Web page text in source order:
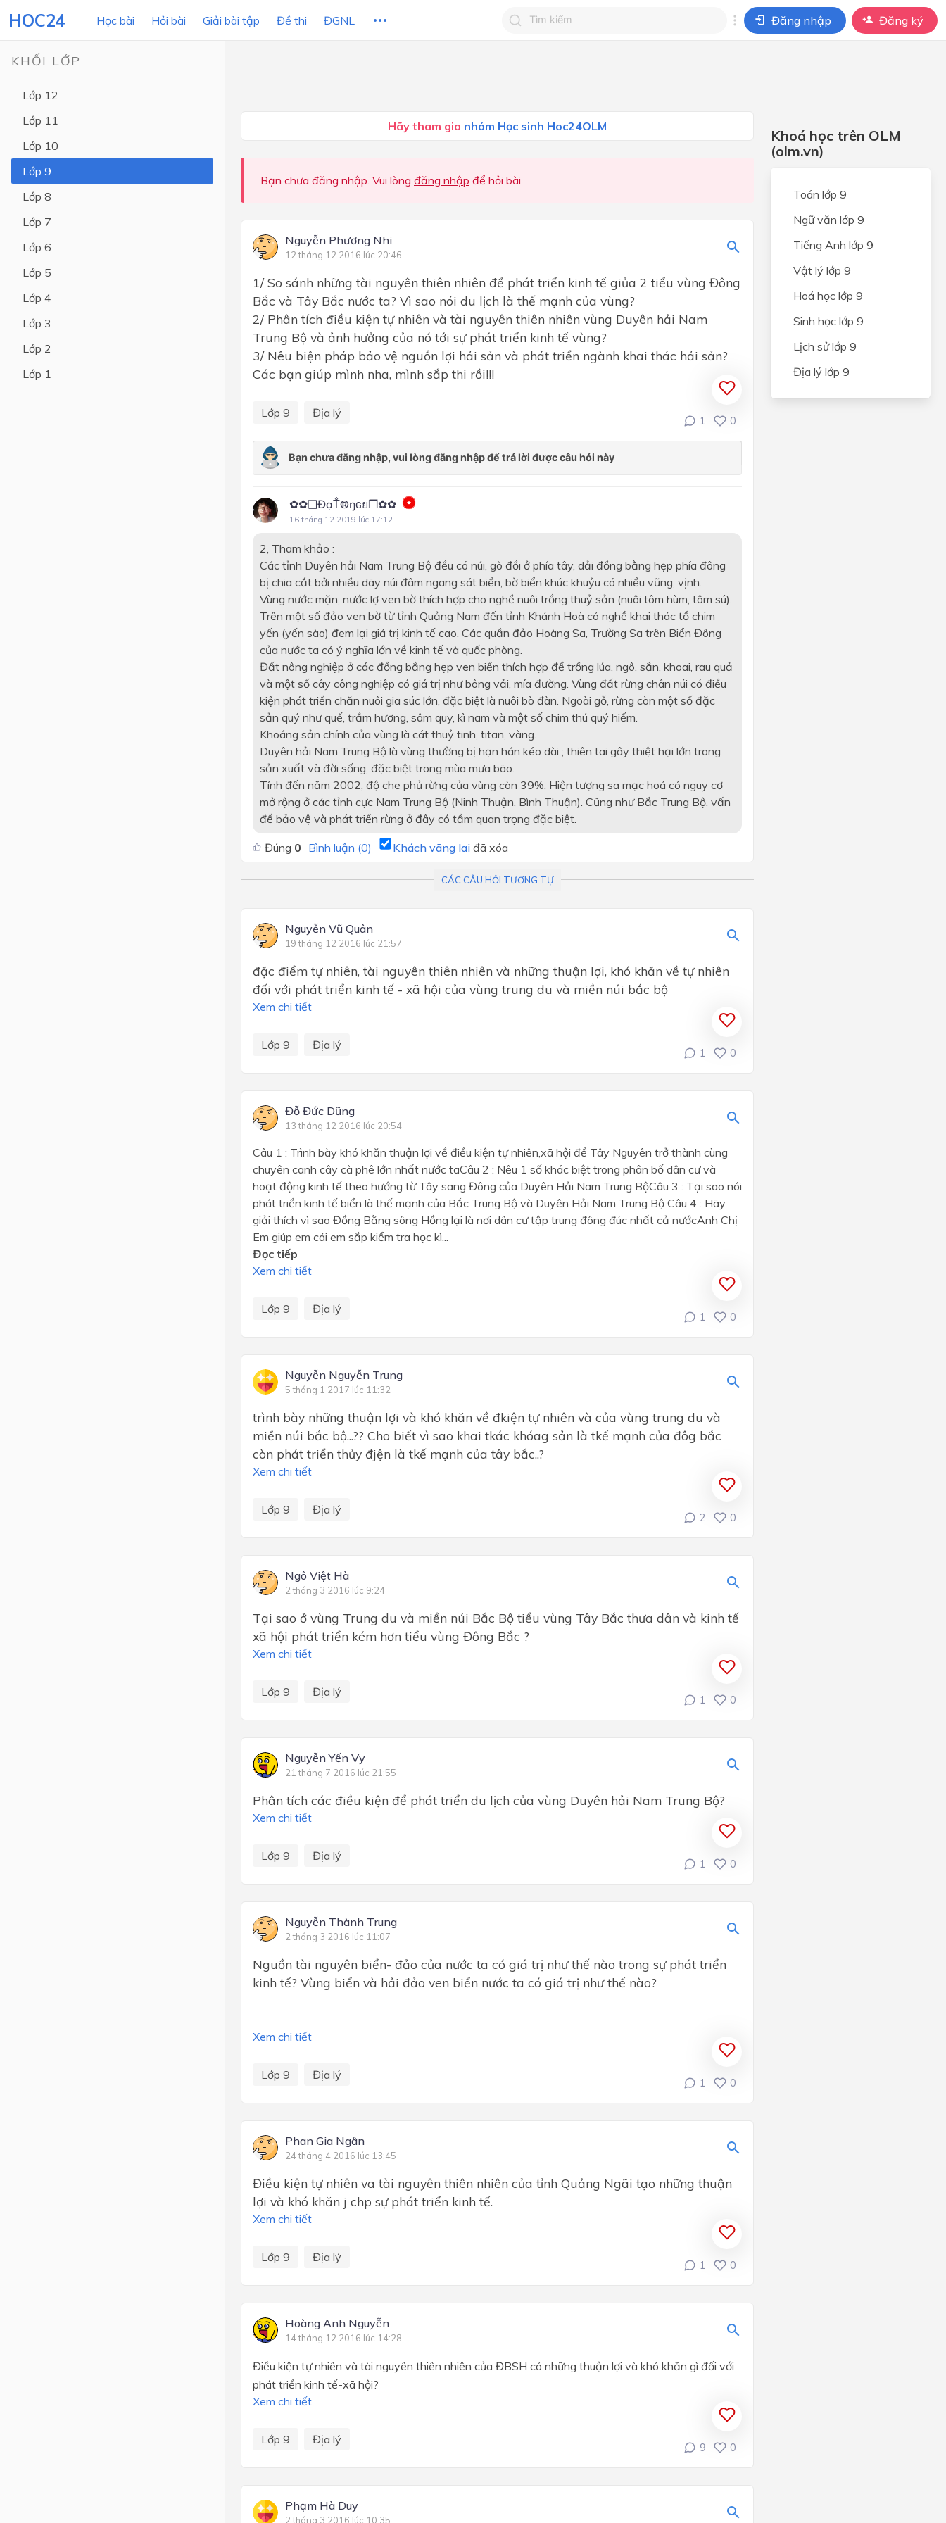
HOC24 Học bài Hỏi bài Giải bài tập Đề thi ĐGNL Đăng nhập Đăng ký
Lớp 11
Lớp 10
KHỐI LỚP
Lớp 12
Lớp 11
Lớp 10
Lớp 9
Lớp 8
Lớp 7
Lớp 6
Lớp 5
Lớp 4
Lớp 3
Lớp 2
Lớp 1
Hãy tham gia nhóm Học sinh Hoc24OLM
Bạn chưa đăng nhập. Vui lòng đăng nhập để hỏi bài
Nguyễn Phương Nhi
12 tháng 12 2016 lúc 20:46
1/ So sánh những tài nguyên thiên nhiên để phát triển kinh tế giủa 2 tiểu vùng Đông
Bắc và Tây Bắc nước ta? Vì sao nói du lịch là thế mạnh của vùng?
2/ Phân tích điều kiện tự nhiên và tài nguyên thiên nhiên vùng Duyên hải Nam
Trung Bộ và ảnh hưởng của nó tới sự phát triển kinh tế vùng?
3/ Nêu biện pháp bảo vệ nguồn lợi hải sản và phát triển ngành khai thác hải sản?
Các bạn giúp mình nha, mình sắp thi rồi!!!
Lớp 9 Địa lý
1 0
✿✿❑ĐạT̐®ŋɢย❐✿✿
16 tháng 12 2019 lúc 17:12
2, Tham khảo :
Các tỉnh Duyên hải Nam Trung Bộ đều có núi, gò đồi ở phía tây, dải đồng bằng hẹp phía đông
bị chia cắt bởi nhiều dãy núi đâm ngang sát biển, bờ biển khúc khuỷu có nhiều vũng, vịnh.
Vùng nước mặn, nước lợ ven bờ thích hợp cho nghề nuôi trồng thuỷ sản (nuôi tôm hùm, tôm sú).
Trên một số đảo ven bờ từ tỉnh Quảng Nam đến tỉnh Khánh Hoà có nghề khai thác tổ chim
yến (yến sào) đem lại giá trị kinh tế cao. Các quần đảo Hoàng Sa, Trường Sa trên Biển Đông
của nước ta có ý nghĩa lớn về kinh tế và quốc phòng.
Đất nông nghiệp ở các đồng bẳng hẹp ven biển thích hợp để trồng lúa, ngô, sắn, khoai, rau quả
và một số cây công nghiệp có giá trị như bông vải, mía đường. Vùng đất rừng chân núi có điều
kiện phát triển chăn nuôi gia súc lớn, đặc biệt là nuôi bò đàn. Ngoài gỗ, rừng còn một số đặc
sản quý như quế, trầm hương, sâm quy, kì nam và một số chim thú quý hiếm.
Khoáng sản chính của vùng là cát thuỷ tinh, titan, vàng.
Duyên hải Nam Trung Bộ là vùng thường bị hạn hán kéo dài ; thiên tai gây thiệt hại lớn trong
sản xuất và đời sống, đặc biệt trong mùa mưa bão.
Tính đến năm 2002, độ che phủ rừng của vùng còn 39%. Hiện tượng sa mạc hoá có nguy cơ
mở rộng ở các tỉnh cực Nam Trung Bộ (Ninh Thuận, Bình Thuận). Cũng như Bắc Trung Bộ, vấn
để bảo vệ và phát triển rừng ở đây có tầm quan trọng đặc biệt.
Đúng 0 Bình luận (0) Khách vãng lai đã xóa
CÁC CÂU HỎI TƯƠNG TỰ
Nguyễn Vũ Quân
19 tháng 12 2016 lúc 21:57
đặc điểm tự nhiên, tài nguyên thiên nhiên và những thuận lợi, khó khăn về tự nhiên
đối với phát triển kinh tế - xã hội của vùng trung du và miền núi bắc bộ
Xem chi tiết
Lớp 9 Địa lý
1 0
Đỗ Đức Dũng
13 tháng 12 2016 lúc 20:54
Câu 1 : Trình bày khó khăn thuận lợi về điều kiện tự nhiên,xã hội để Tây Nguyên trở thành cùng
chuyên canh cây cà phê lớn nhất nước taCâu 2 : Nêu 1 số khác biệt trong phân bố dân cư và
hoạt động kinh tế theo hướng từ Tây sang Đông của Duyên Hải Nam Trung BộCâu 3 : Tại sao nói
phát triển kinh tế biển là thế mạnh của Bắc Trung Bộ và Duyên Hải Nam Trung Bộ Câu 4 : Hãy
giải thích vì sao Đồng Bằng sông Hồng lại là nơi dân cư tập trung đông đúc nhất cả nướcAnh Chị
Em giúp em cái em sắp kiểm tra học kì...
Đọc tiếp
Xem chi tiết
Lớp 9 Địa lý
1 0
Nguyễn Nguyễn Trung
5 tháng 1 2017 lúc 11:32
trình bày những thuận lợi và khó khăn về đkiện tự nhiên và của vùng trung du và
miền núi bắc bộ...?? Cho biết vì sao khai tkác khóag sản là tkế mạnh của đôg bắc
còn phát triển thủy đjện là tkế mạnh của tây bắc..?
Xem chi tiết
Lớp 9 Địa lý
2 0
Ngô Việt Hà
2 tháng 3 2016 lúc 9:24
Tại sao ở vùng Trung du và miền núi Bắc Bộ tiểu vùng Tây Bắc thưa dân và kinh tế
xã hội phát triển kém hơn tiểu vùng Đông Bắc ?
Xem chi tiết
Lớp 9 Địa lý
1 0
Nguyễn Yến Vy
21 tháng 7 2016 lúc 21:55
Phân tích các điều kiện để phát triển du lịch của vùng Duyên hải Nam Trung Bộ?
Xem chi tiết
Lớp 9 Địa lý
1 0
Nguyễn Thành Trung
2 tháng 3 2016 lúc 11:07
Nguồn tài nguyên biển- đảo của nước ta có giá trị như thế nào trong sự phát triển
kinh tế? Vùng biển và hải đảo ven biển nước ta có giá trị như thế nào?
Xem chi tiết
Lớp 9 Địa lý
1 0
Phan Gia Ngân
24 tháng 4 2016 lúc 13:45
Điều kiện tự nhiên va tài nguyên thiên nhiên của tỉnh Quảng Ngãi tạo những thuận
lợi và khó khăn j chp sự phát triển kinh tế.
Xem chi tiết
Lớp 9 Địa lý
1 0
Hoàng Anh Nguyễn
14 tháng 12 2016 lúc 14:28
Điều kiện tự nhiên và tài nguyên thiên nhiên của ĐBSH có những thuận lợi và khó khăn gì đối với
phát triển kinh tế-xã hội?
Xem chi tiết
Lớp 9 Địa lý
9 0
Phạm Hà Duy
2 tháng 3 2016 lúc 10:35
Khoá học trên OLM
(olm.vn)
Toán lớp 9
Ngữ văn lớp 9
Tiếng Anh lớp 9
Vật lý lớp 9
Hoá học lớp 9
Sinh học lớp 9
Lịch sử lớp 9
Địa lý lớp 9